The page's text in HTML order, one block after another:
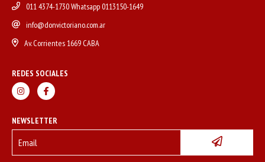
011 4374-1730 Whatsapp 0113150-1649
info@donvictoriano.com.ar
Av. Corrientes 1669 CABA
REDES SOCIALES
NEWSLETTER